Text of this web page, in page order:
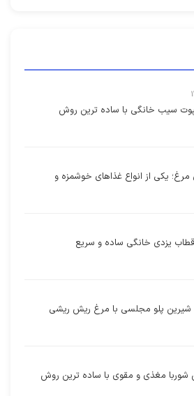
سیب خانگی با ساده ترین روش
مرغ؛ یکی از انواع غذاهای خوشمزه و
یزدی خانگی ساده و سریع
پلو مجلسی با مرغ ریش ریشی
شوربا مغذی و مقوی با ساده ترین روش